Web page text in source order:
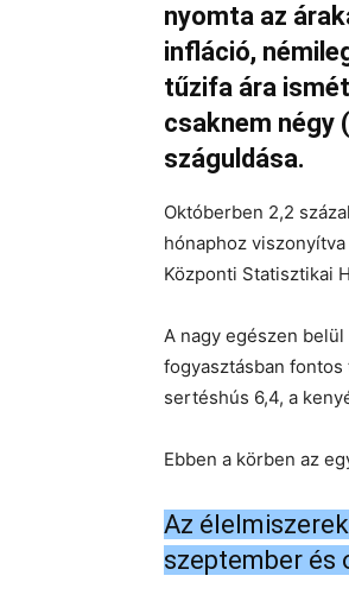
nyomta az
infláció,
tűzifa ára
csaknem négy
száguldása.
Októberben 2,2
hónaphoz
Központi Statisztikai
A nagy egészen
fogyasztásban fontos
sertéshús 6,4, a
Ebben a körben az
Az
szeptember és